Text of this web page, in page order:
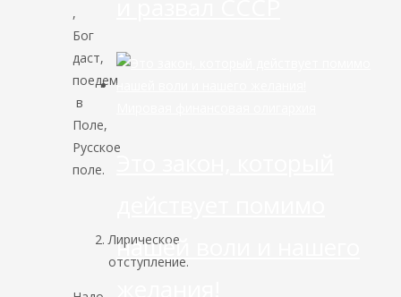
,
Бог
даст,
поедем
в
Поле,
Русское
поле.
Лирическое
отступление.
Это закон, который
нашей воли и нашего